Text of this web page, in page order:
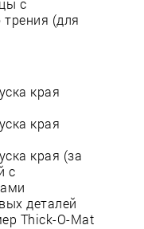
с
(для
края
края
края (за
с
деталей
Thick-O-Mat